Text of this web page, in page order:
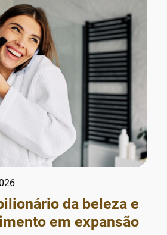
da beleza e
em expansão